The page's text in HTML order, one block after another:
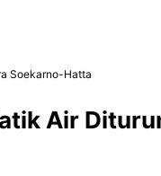
Soekarno-Hatta
Air